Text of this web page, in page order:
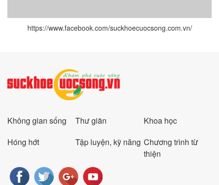
https://www.facebook.com/suckhoecuocsong.com.vn/
Không gian sống Thư giãn
Khoa học
Hóng hớt
Tập luyện, kỹ năng Chương trình từ
thiện